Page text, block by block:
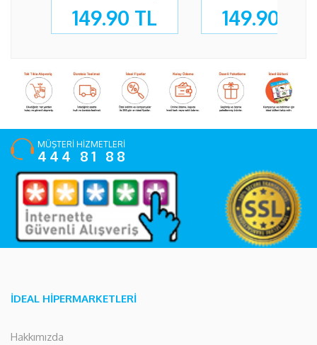
Sabunlu
149.90 TL 149.90 TL
MÜŞTERİ HİZMETLERİ
444 81 88
İDEAL HİPERMARKETLERİ
Hakkımızda